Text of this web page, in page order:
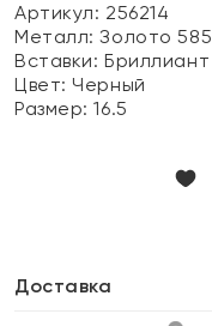
Артикул: 256214
Металл:Золото 585
Вставки:Бриллиант
Цвет:Черный
Размер:16.5
Доставка